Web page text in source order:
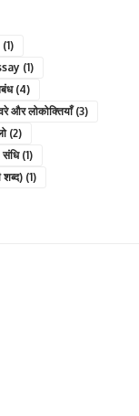
(1)
(1)
(4)
और लोकोक्तियाँ(3)
(2)
संधि(1)
शब्द) (1)